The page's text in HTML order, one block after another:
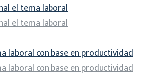
el tema laboral
el tema laboral
laboral con base en productividad
laboral con base en productividad